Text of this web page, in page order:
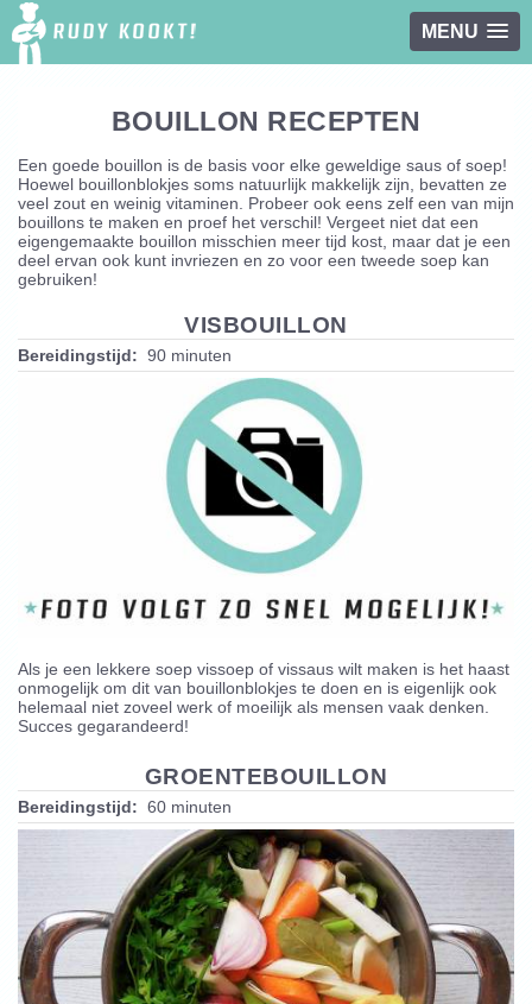
MENU
BOUILLON RECEPTEN
Een goede bouillon is de basis voor elke geweldige saus of soep!
Hoewel bouillonblokjes soms natuurlijk makkelijk zijn, bevatten ze
veel zout en weinig vitaminen. Probeer ook eens zelf een van mijn
bouillons te maken en proef het verschil! Vergeet niet dat een
eigengemaakte bouillon misschien meer tijd kost, maar dat je een
deel ervan ook kunt invriezen en zo voor een tweede soep kan
gebruiken!
VISBOUILLON
Bereidingstijd: 90 minuten
Als je een lekkere soep vissoep of vissaus wilt maken is het haast
onmogelijk om dit van bouillonblokjes te doen en is eigenlijk ook
helemaal niet zoveel werk of moeilijk als mensen vaak denken.
Succes gegarandeerd!
GROENTEBOUILLON
Bereidingstijd: 60 minuten